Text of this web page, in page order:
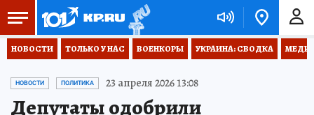
НОВОСТИ ТОЛЬКО У НАС ВОЕНКОРЫ УКРАИНА: СВОДКА
НОВОСТИ ПОЛИТИКА 23 апреля 2026 13:08
Депутаты одобрили